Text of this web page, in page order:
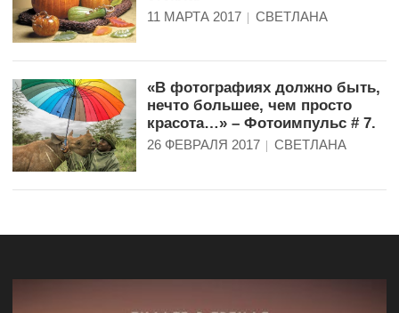
11 МАРТА 2017 СВЕТЛАНА
«В фотографиях должно быть,
нечто большее, чем просто
красота…» – Фотоимпульс # 7.
26 ФЕВРАЛЯ 2017 СВЕТЛАНА